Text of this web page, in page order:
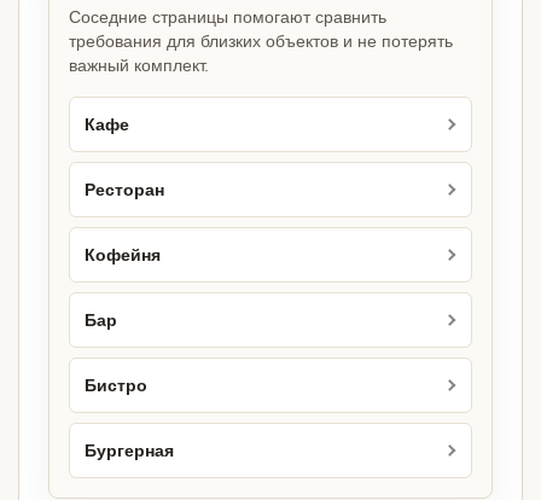
Соседние страницы помогают сравнить
требования для близких объектов и не потерять
важный комплект.
Кафе
Ресторан
Кофейня
Бар
Бистро
Бургерная